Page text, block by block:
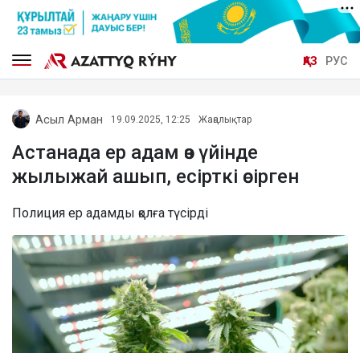
ҚАЗ РУС
Асыл Арман 19.09.2025, 12:25 Жаңалықтар
Астанада ер адам өз үйінде
жылыжай ашып, есірткі өсірген
Полиция ер адамды қолға түсірді